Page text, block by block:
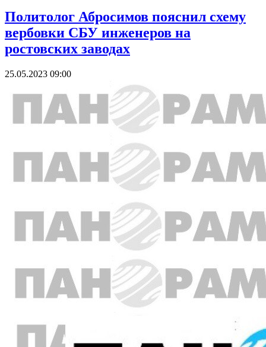
Политолог Абросимов пояснил схему
вербовки СБУ инженеров на
ростовских заводах
25.05.2023 09:00